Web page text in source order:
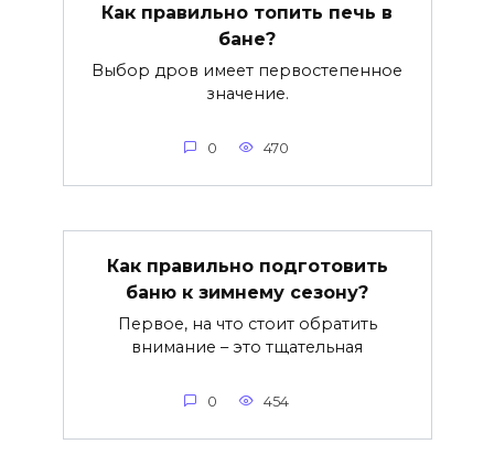
Как правильно топить печь в
бане?
Выбор дров имеет первостепенное
значение.
0 470
Как правильно подготовить
баню к зимнему сезону?
Первое, на что стоит обратить
внимание – это тщательная
0 454